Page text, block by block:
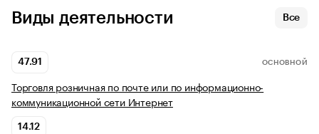
Виды деятельности Все
47.91 ОСНОВНОЙ
Торговля розничная по почте или по информационно-
коммуникационной сети Интернет
14.12